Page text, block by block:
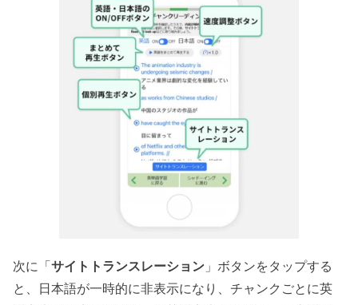
次に「サイトトランスレーション 」ボタンをタップする
と、日本語が一時的に非表示になり、チャンクごとに英